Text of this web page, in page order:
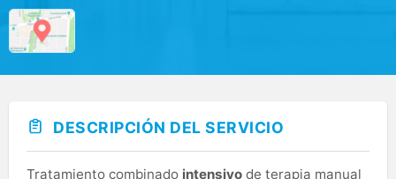
DESCRIPCIÓN DEL SERVICIO
Tratamiento combinado intensivo de terapia manual